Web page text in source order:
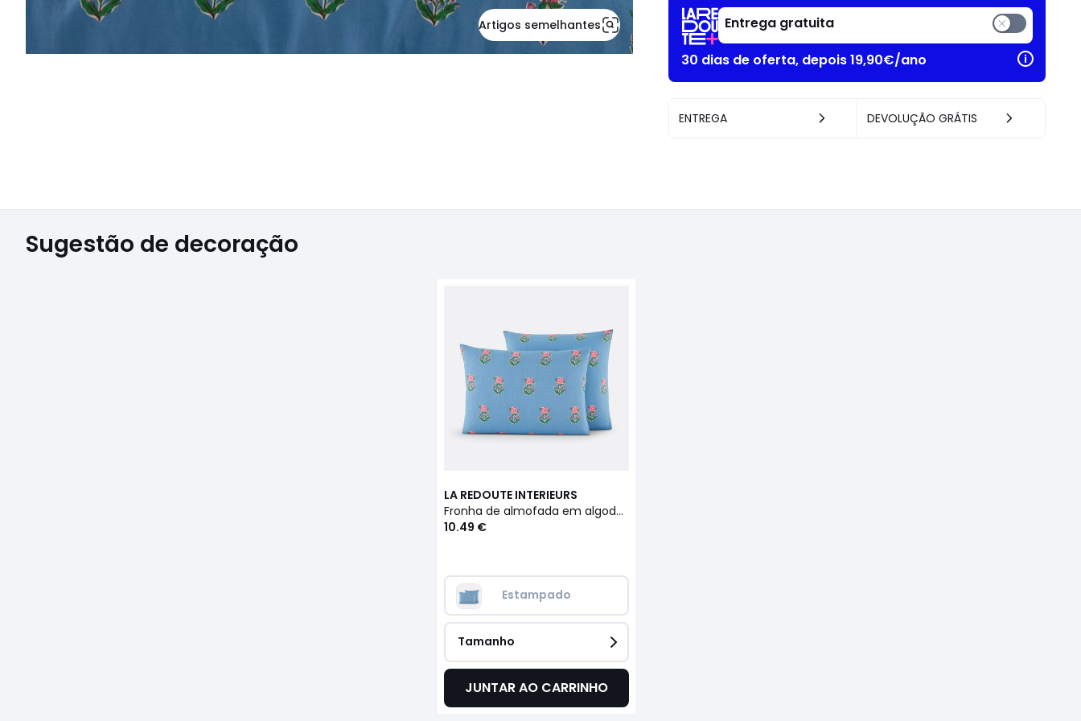
Artigos semelhantes
Entrega gratuita
30 dias de oferta, depois 19,90€/ano
ENTREGA DEVOLUÇÃO GRÁTIS
Sugestão de decoração
LA REDOUTE INTERIEURS
Fronha de almofada em algodão e linho lavado, Alanis
10.49 €
Estampado
Tamanho
JUNTAR AO CARRINHO